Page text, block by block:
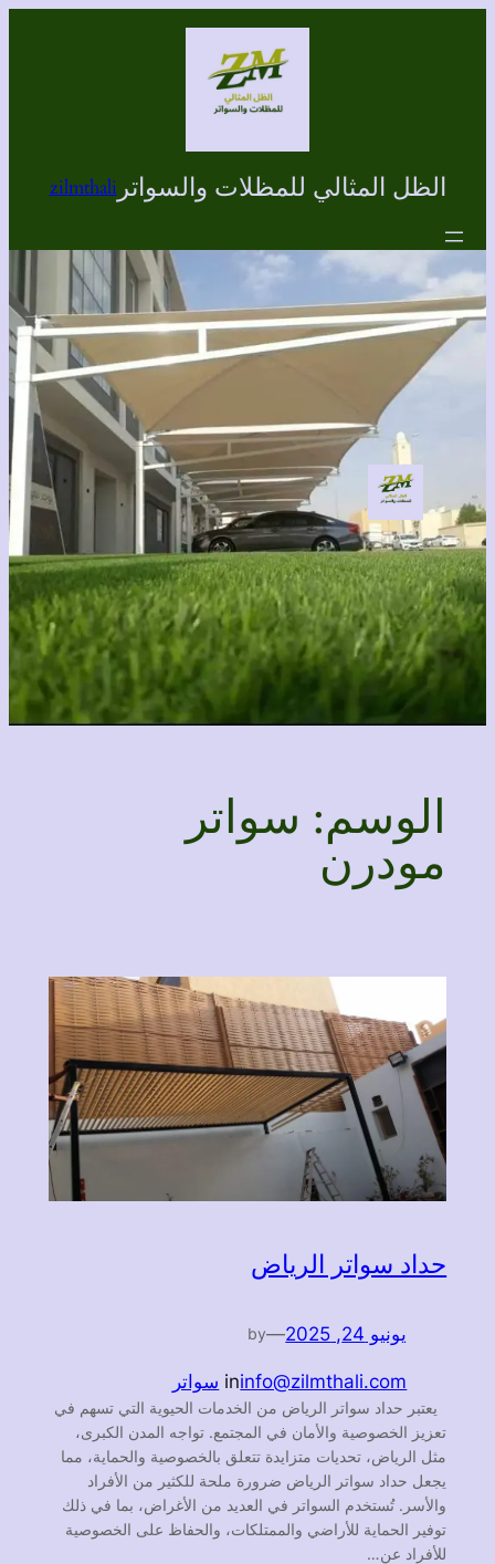
الظل المثالي للمظلات والسواترzilmthali
الوسم: سواتر
مودرن
حداد سواتر الرياض
يونيو 24, 2025 —
by
info@zilmthali.com
in سواتر
يعتبر حداد سواتر الرياض من الخدمات الحيوية التي تسهم في
تعزيز الخصوصية والأمان في المجتمع. تواجه المدن الكبرى،
مثل الرياض، تحديات متزايدة تتعلق بالخصوصية والحماية، مما
يجعل حداد سواتر الرياض ضرورة ملحة للكثير من الأفراد
والأسر. تُستخدم السواتر في العديد من الأغراض، بما في ذلك
توفير الحماية للأراضي والممتلكات، والحفاظ على الخصوصية
للأفراد عن…